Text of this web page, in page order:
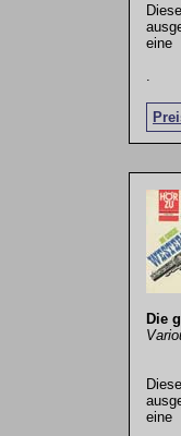
eine
Die
eine